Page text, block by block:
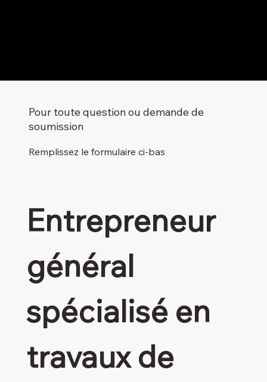
Pour toute question ou demande de
soumission
Remplissez le formulaire ci-bas
Entrepreneur
général
spécialisé en
travaux de